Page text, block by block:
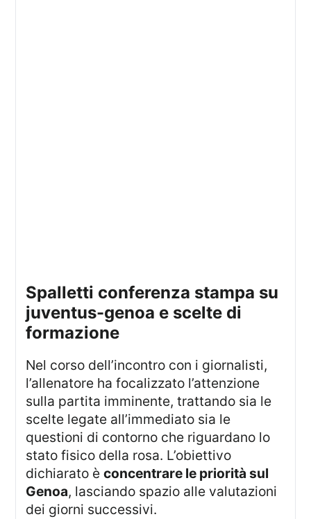
spalletti conferenza stampa su
juventus-genoa e scelte di
formazione
Nel corso dell’incontro con i giornalisti,
l’allenatore ha focalizzato l’attenzione
sulla partita imminente, trattando sia le
scelte legate all’immediato sia le
questioni di contorno che riguardano lo
stato fisico della rosa. L’obiettivo
dichiarato èconcentrare le priorità sul
Genoa, lasciando spazio alle valutazioni
dei giorni successivi.